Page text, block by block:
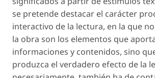
se pretende destacar el carácter
interactivo de la lectura, en la que
la obra son los elementos que
informaciones y contenidos, sino
produzca el verdadero efecto de la